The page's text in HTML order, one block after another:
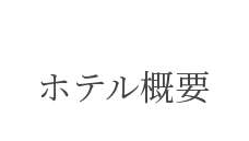
ホテル概要